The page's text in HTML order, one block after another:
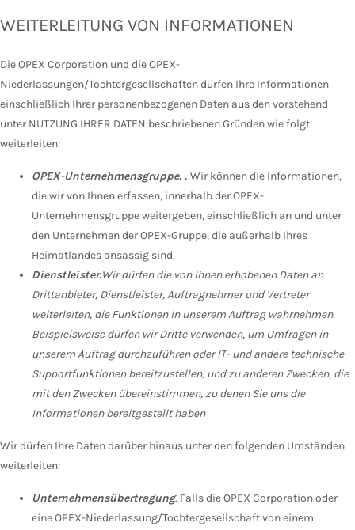
WEITERLEITUNG VON INFORMATIONEN
Die OPEX Corporation und die OPEX-
Niederlassungen/Tochtergesellschaften dürfen Ihre Informationen
einschließlich Ihrer personenbezogenen Daten aus den vorstehend
unter NUTZUNG IHRER DATEN beschriebenen Gründen wie folgt
weiterleiten:
OPEX-Unternehmensgruppe. . Wir können die Informationen,
die wir von Ihnen erfassen, innerhalb der OPEX-
Unternehmensgruppe weitergeben, einschließlich an und unter
den Unternehmen der OPEX-Gruppe, die außerhalb Ihres
Heimatlandes ansässig sind.
Dienstleister.Wir dürfen die von Ihnen erhobenen Daten an
Drittanbieter, Dienstleister, Auftragnehmer und Vertreter
weiterleiten, die Funktionen in unserem Auftrag wahrnehmen.
Beispielsweise dürfen wir Dritte verwenden, um Umfragen in
unserem Auftrag durchzuführen oder IT- und andere technische
Supportfunktionen bereitzustellen, und zu anderen Zwecken, die
mit den Zwecken übereinstimmen, zu denen Sie uns die
Informationen bereitgestellt haben
Wir dürfen Ihre Daten darüber hinaus unter den folgenden Umständen
weiterleiten:
Unternehmensübertragung. Falls die OPEX Corporation oder
eine OPEX-Niederlassung/Tochtergesellschaft von einem